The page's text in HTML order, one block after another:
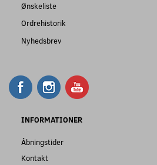
Ønskeliste
Ordrehistorik
Nyhedsbrev
INFORMATIONER
Åbningstider
Kontakt